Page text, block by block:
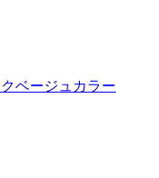
ベージュカラー